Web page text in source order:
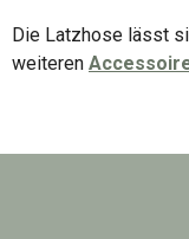
Die Latzhose lässt
weiteren